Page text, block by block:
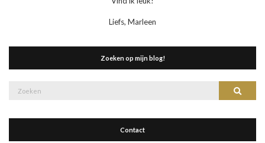
Liefs, Marleen
Zoeken op mijn blog!
Contact